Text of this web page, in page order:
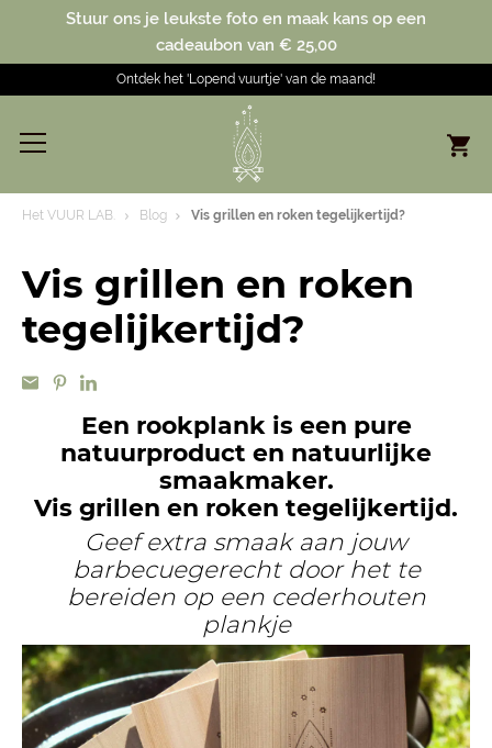
Stuur ons je leukste foto en maak kans op een
cadeaubon van € 25,00
Ontdek het 'Lopend vuurtje' van de maand!
Het VUUR LAB. Blog Vis grillen en roken tegelijkertijd?
Vis grillen en roken
tegelijkertijd?
Een rookplank is een pure
natuurproduct en natuurlijke
smaakmaker.
Vis grillen en roken tegelijkertijd.
Geef extra smaak aan jouw
barbecuegerecht door het te
bereiden op een cederhouten
plankje